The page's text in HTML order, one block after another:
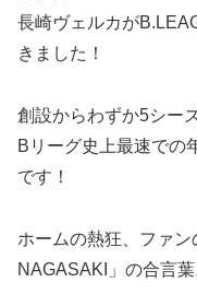
長崎ヴェルカが
きました！
創設からわずか5シー
Bリーグ史上最速での
です！
ホームの熱狂、ファ
NAGASAKI」の合言葉